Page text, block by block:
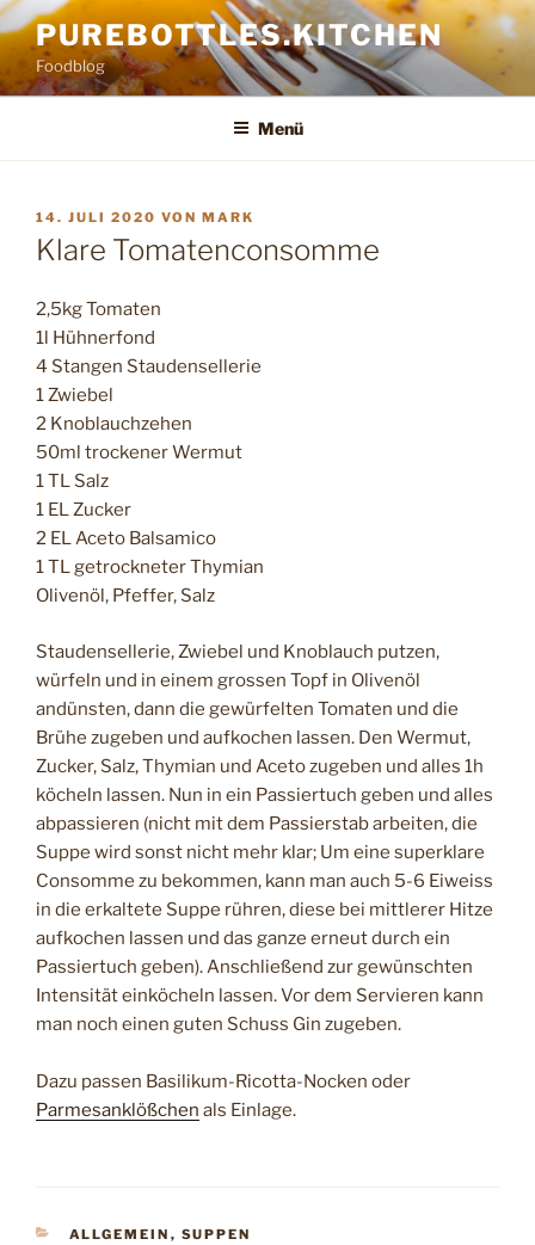
Zum
Inhalt
springen
PUREBOTTLES.KITCHEN
Foodblog
Menü
VERÖFFENTLICHT
AM
14. JULI 2020 VON MARK
Klare Tomatenconsomme
2,5kg Tomaten
1l Hühnerfond
4 Stangen Staudensellerie
1 Zwiebel
2 Knoblauchzehen
50ml trockener Wermut
1 TL Salz
1 EL Zucker
2 EL Aceto Balsamico
1 TL getrockneter Thymian
Olivenöl, Pfeffer, Salz
Staudensellerie, Zwiebel und Knoblauch putzen,
würfeln und in einem grossen Topf in Olivenöl
andünsten, dann die gewürfelten Tomaten und die
Brühe zugeben und aufkochen lassen. Den Wermut,
Zucker, Salz, Thymian und Aceto zugeben und alles 1h
köcheln lassen. Nun in ein Passiertuch geben und alles
abpassieren (nicht mit dem Passierstab arbeiten, die
Suppe wird sonst nicht mehr klar; Um eine superklare
Consomme zu bekommen, kann man auch 5-6 Eiweiss
in die erkaltete Suppe rühren, diese bei mittlerer Hitze
aufkochen lassen und das ganze erneut durch ein
Passiertuch geben). Anschließend zur gewünschten
Intensität einköcheln lassen. Vor dem Servieren kann
man noch einen guten Schuss Gin zugeben.
Dazu passen Basilikum-Ricotta-Nocken oder
Parmesanklößchen als Einlage.
KATEGORIEN
ALLGEMEIN , SUPPEN